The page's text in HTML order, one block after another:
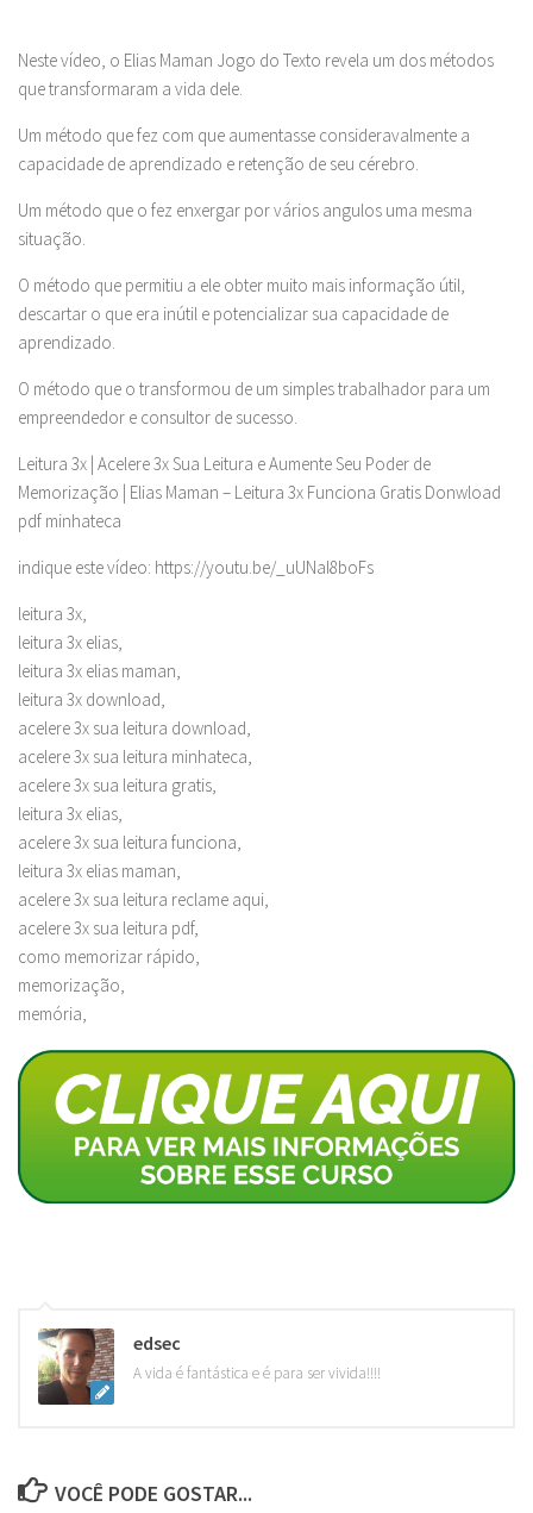
Neste vídeo, o Elias Maman Jogo do Texto revela um dos métodos
que transformaram a vida dele.
Um método que fez com que aumentasse consideravalmente a
capacidade de aprendizado e retenção de seu cérebro.
Um método que o fez enxergar por vários angulos uma mesma
situação.
O método que permitiu a ele obter muito mais informação útil,
descartar o que era inútil e potencializar sua capacidade de
aprendizado.
O método que o transformou de um simples trabalhador para um
empreendedor e consultor de sucesso.
Leitura 3x | Acelere 3x Sua Leitura e Aumente Seu Poder de
Memorização | Elias Maman – Leitura 3x Funciona Gratis Donwload
pdf minhateca
indique este vídeo: https://youtu.be/_uUNaI8boFs
leitura 3x,
leitura 3x elias,
leitura 3x elias maman,
leitura 3x download,
acelere 3x sua leitura download,
acelere 3x sua leitura minhateca,
acelere 3x sua leitura gratis,
leitura 3x elias,
acelere 3x sua leitura funciona,
leitura 3x elias maman,
acelere 3x sua leitura reclame aqui,
acelere 3x sua leitura pdf,
como memorizar rápido,
memorização,
memória,
edsec
A vida é fantástica e é para ser vivida!!!!
VOCÊ PODE GOSTAR...